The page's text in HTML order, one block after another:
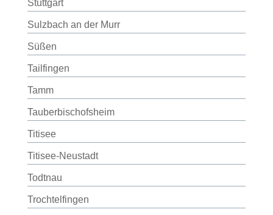
Stuttgart
Sulzbach an der Murr
Süßen
Tailfingen
Tamm
Tauberbischofsheim
Titisee
Titisee-Neustadt
Todtnau
Trochtelfingen